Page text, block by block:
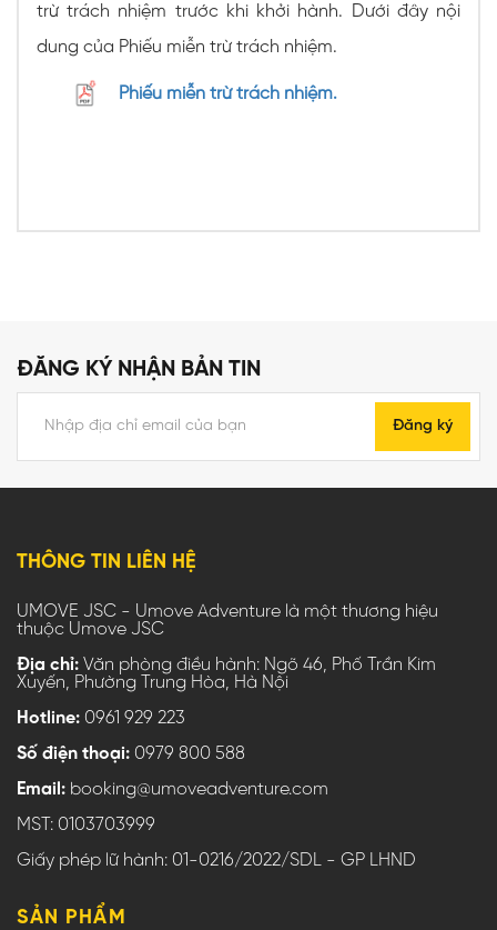
trừ trách nhiệm trước khi khởi hành. Dưới đây nội
dung của Phiếu miễn trừ trách nhiệm.
Phiếu miễn trừ trách nhiệm.
ĐĂNG KÝ NHẬN BẢN TIN
Đăng ký
THÔNG TIN LIÊN HỆ
UMOVE JSC - Umove Adventure là một thương hiệu
thuộc Umove JSC
Địa chỉ: Văn phòng điều hành: Ngõ 46, Phố Trần Kim
Xuyến, Phường Trung Hòa, Hà Nội
Hotline: 0961 929 223
Số điện thoại: 0979 800 588
Email: booking@umoveadventure.com
MST: 0103703999
Giấy phép lữ hành: 01-0216/2022/SDL - GP LHND
SẢN PHẨM